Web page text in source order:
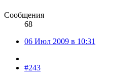
Сообщения
68
06 Июл 2009 в 10:31
#243